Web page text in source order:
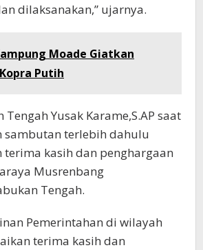
dilaksanakan,” ujarnya.
Moade Giatkan
Putih
Yusak Karame,S.AP saat
sambutan terlebih dahulu
kasih dan penghargaan
Musrenbang
Tengah.
Pemerintahan di wilayah
terima kasih dan